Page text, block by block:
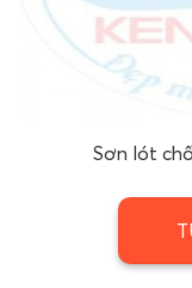
Sơn lót